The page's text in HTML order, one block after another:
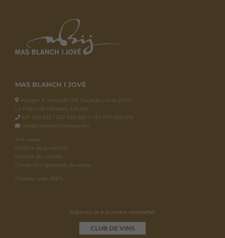
MAS BLANCH I JOVÉ
Polígon 9, Parcel·la 129, Paratge Llinar 25471.
La Pobla de Cérvoles (Lleida)
627 559 832 / 627 559 830 / +34 973 050 018
info@masblanchijove.com
Avís Legal
Política de privacitat
Política de cookies
Condicions generals de venta
Disseny web: ANTS
Subscriu-te a la nostra newsletter
CLUB DE VINS